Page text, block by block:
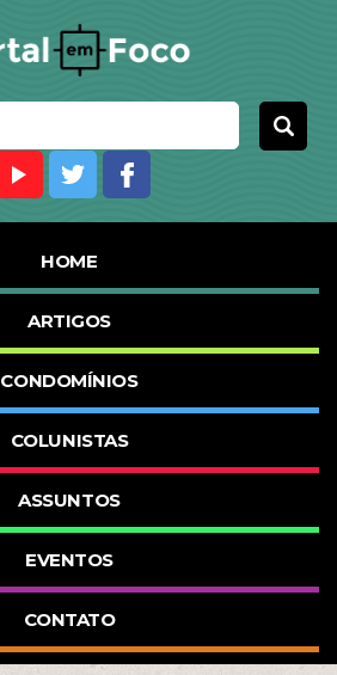
HOME
ARTIGOS
CONDOMÍNIOS
COLUNISTAS
ASSUNTOS
EVENTOS
CONTATO